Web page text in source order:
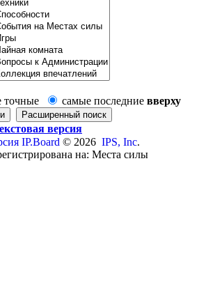
точные самые последние вверху
версия
IP.Board © 2026 IPS, Inc.
на: Места силы